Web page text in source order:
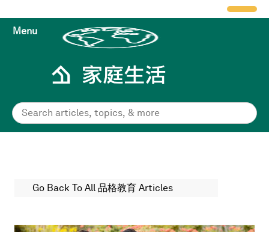
Menu
Go Back To All 品格教育 Articles